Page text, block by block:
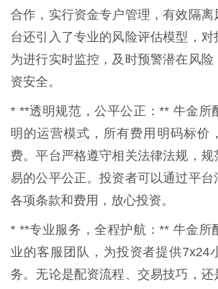
合作，实行资金专户管理，有效隔离
台还引入了专业的风险评估模型，
为进行实时监控，及时预警潜在风险
资安全。
* **透明规范，公平公正：** 牛金所
明的运营模式，所有费用明码标价
费。平台严格遵守相关法律法规，规
易的公平公正。投资者可以通过平台
各项条款和费用，放心投资。
* **专业服务，全程护航：** 牛金所
业的客服团队，为投资者提供7x24
务。无论是配资流程、交易技巧，还